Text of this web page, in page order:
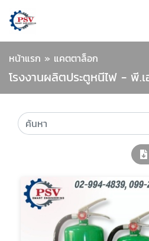
หน้าแรก » แคตตาล็อก
โรงงานผลิตประตูหนีไฟ - พี.เ